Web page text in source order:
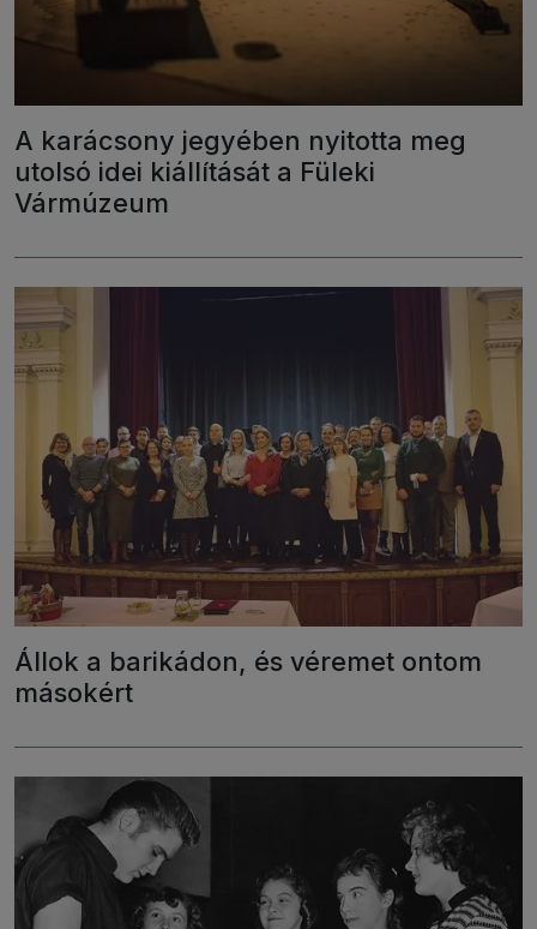
A karácsony jegyében nyitotta meg
utolsó idei kiállítását a Füleki
Vármúzeum
Állok a barikádon, és véremet ontom
másokért